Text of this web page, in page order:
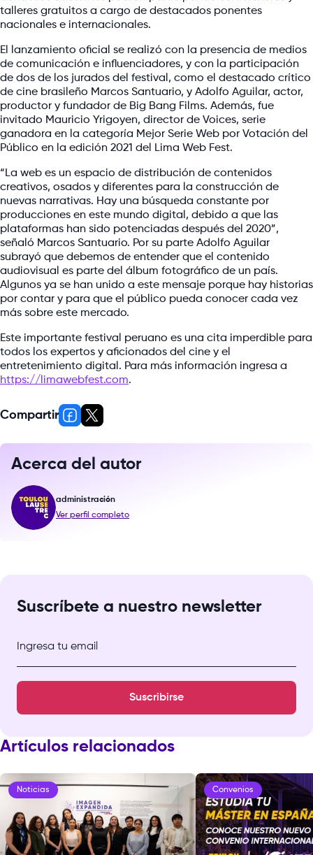
talleres gratuitos a cargo de destacados ponentes
nacionales e internacionales.
El lanzamiento oficial se realizó con la presencia de medios
de comunicación e influenciadores, y con la participación
de dos de los jurados del festival, como el destacado crítico
de cine brasileño Marcos Santuario, y Adolfo Aguilar, actor,
productor y fundador de Big Bang Films. Además, fue
invitado Mauricio Yrigoyen, director de Voices, serie
ganadora en la categoría Mejor Serie Web por Votación del
Público en la edición 2021 del Lima Web Fest.
“La web es un espacio de distribución de contenidos
creativos, osados y diferentes para la construcción de
nuevas narrativas. Hay una búsqueda constante por
producciones en este mundo digital, debido a que las
plataformas han sido potenciadas después del 2020”,
señaló Marcos Santuario. Por su parte Adolfo Aguilar
subrayó que debemos de entender que el contenido
audiovisual es parte del álbum fotográfico de un país.
Algunos ya se han unido a este mensaje porque hay historias
por contar y para que el público pueda conocer cada vez
más sobre este mercado.
Este importante festival peruano es una cita imperdible para
todos los expertos y aficionados del cine y el
entretenimiento digital. Para más información ingresa a
https://limawebfest.com.
Compartir
Acerca del autor
administración
Ver perfil completo
Suscríbete a nuestro newsletter
Ingresa tu email
Suscribirse
Artículos relacionados
Noticias Convenios